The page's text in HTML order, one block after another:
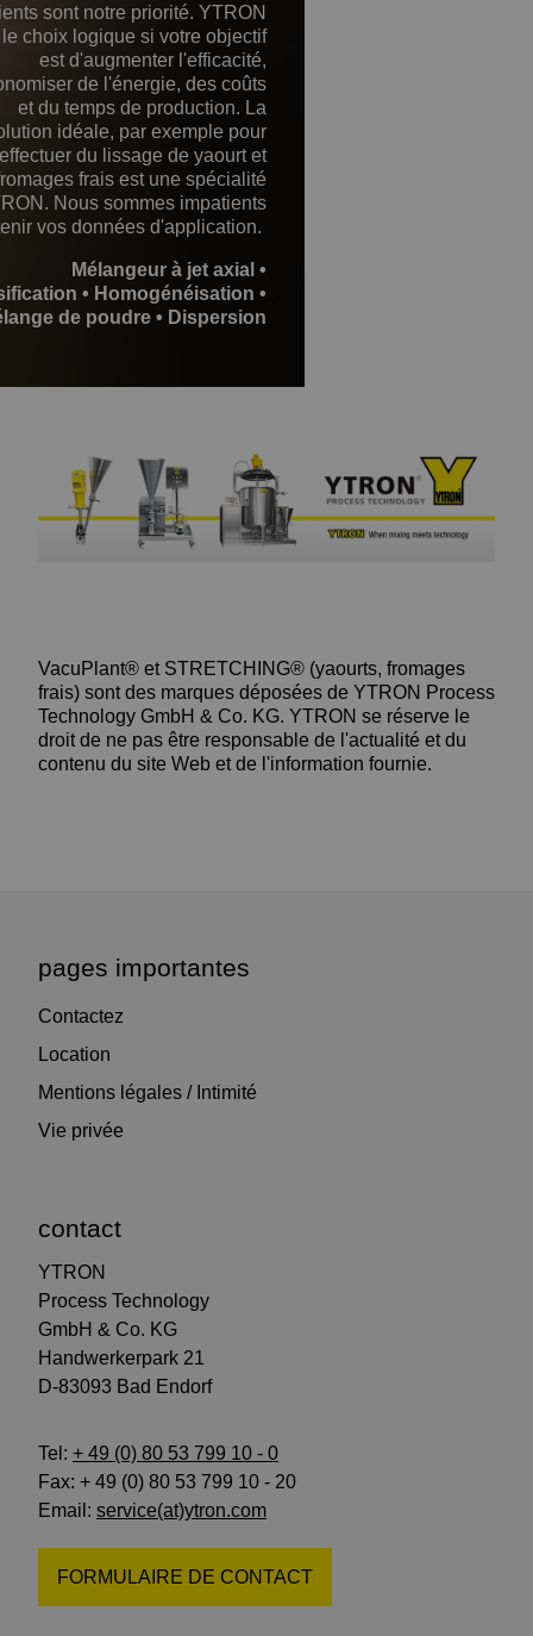
sont notre priorité. YTRON
choix logique si votre objectif
est d'augmenter l'efficacité,
de l'énergie, des coûts
et du temps de production. La
idéale, par exemple pour
effectuer du lissage de yaourt et
frais est une spécialité
Nous sommes impatients
vos données d'application.
Mélangeur à jet axial •
• Homogénéisation •
de poudre • Dispersion
VacuPlant® et STRETCHING® (yaourts, fromages
frais) sont des marques déposées de YTRON Process
Technology GmbH & Co. KG. YTRON se réserve le
droit de ne pas être responsable de l'actualité et du
contenu du site Web et de l'information fournie.
pages importantes
Contactez
Location
Mentions légales / Intimité
Vie privée
contact
YTRON
Process Technology
GmbH & Co. KG
Handwerkerpark 21
D-83093 Bad Endorf
Tel: + 49 (0) 80 53 799 10 - 0
Fax: + 49 (0) 80 53 799 10 - 20
Email: service(at)ytron.com
FORMULAIRE DE CONTACT